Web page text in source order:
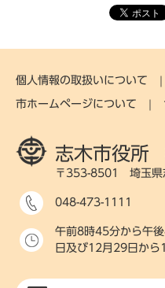
個人情報の取扱いについて
市ホームページについて
志木市役所
〒353-8501 埼玉県
048-473-1111
午前8時45分から午
日及び12月29日から